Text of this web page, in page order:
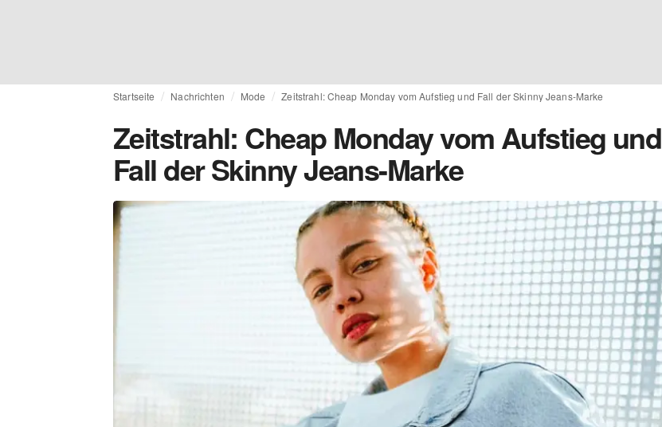
Startseite Nachrichten Mode Zeitstrahl: Cheap Monday vom Aufstieg und Fall der Skinny Jeans-Marke
Zeitstrahl: Cheap Monday vom Aufstieg und
Fall der Skinny Jeans-Marke